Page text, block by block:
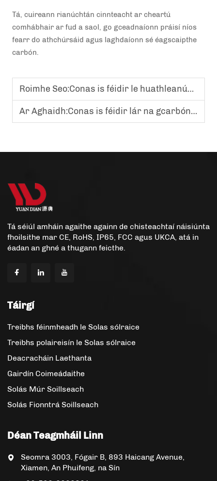
Tá, cuireann rianúchtán cinnteacht ar cheartú
comhábhair ar fud a saol, go gceadnaíonn práisí níos
fearr do athchúrsáid agus laghdaíonn sé éagscaipthe
carbón.
Roimhe Seo:Conas is féidir le huathleanúardh forbairt cothromais i dtsaotharlann monaróireachta sreanga spioradail mhéiteála?
Ar Aghaidh:Conas is féidir lár na gcarbón a laghdú i logaistíochtaí galair ghairdín?
Tá séiúl amháin agaithe againn de chisteachtaí náisiúnta
fhoilsithe mar CE, RoHS, IP65, FCC agus UKCA, atá in
éadan an ghné a thugann feicthe.
Táirgí
Treibhs féinmheadh le Solas sólraice
Treibhs polaireisín le Solas sólraice
Deacracháin Laethanta
Gairdín Coimeádaithe
Solás Múr Soillseach
Solás Fionntrá Soillseach
Déan Teagmháil Linn
Seomra 3003, Fógair B, 893 Haicang Avenue,
Xiamen, An Phuifeng, na Sín